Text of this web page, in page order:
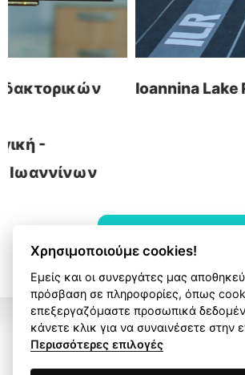
Ioannina Lake Runακολουθήστε μας
Χρησιμοποιούμε cookies!
Εμείς και οι συνεργάτες μας
πρόσβαση σε πληροφορίες, όπως
επεξεργαζόμαστε προσωπικά
κάνετε κλικ για να συναινέσετε στην
Περισσότερες επιλογές